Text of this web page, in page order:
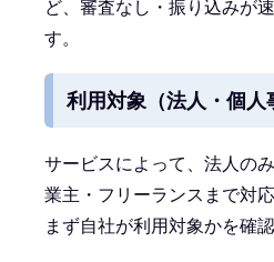
ど、審査なし・振り込みが
す。
利用対象（法人・個人
サービスによって、法人の
業主・フリーランスまで対
まず自社が利用対象かを確